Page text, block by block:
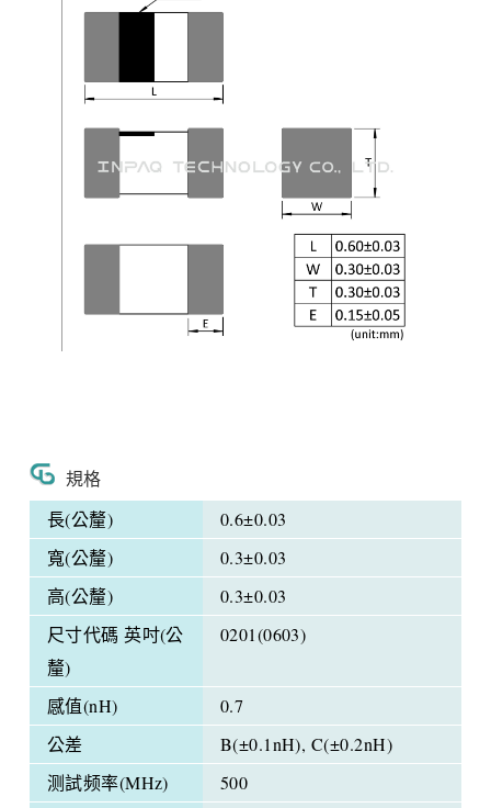
規格
長(公釐)
0.6±0.03
寬(公釐)
0.3±0.03
高(公釐)
0.3±0.03
尺寸代碼 英吋(公
釐)
0201(0603)
感值(nH)
0.7
公差
B(±0.1nH), C(±0.2nH)
测試频率(MHz)
500